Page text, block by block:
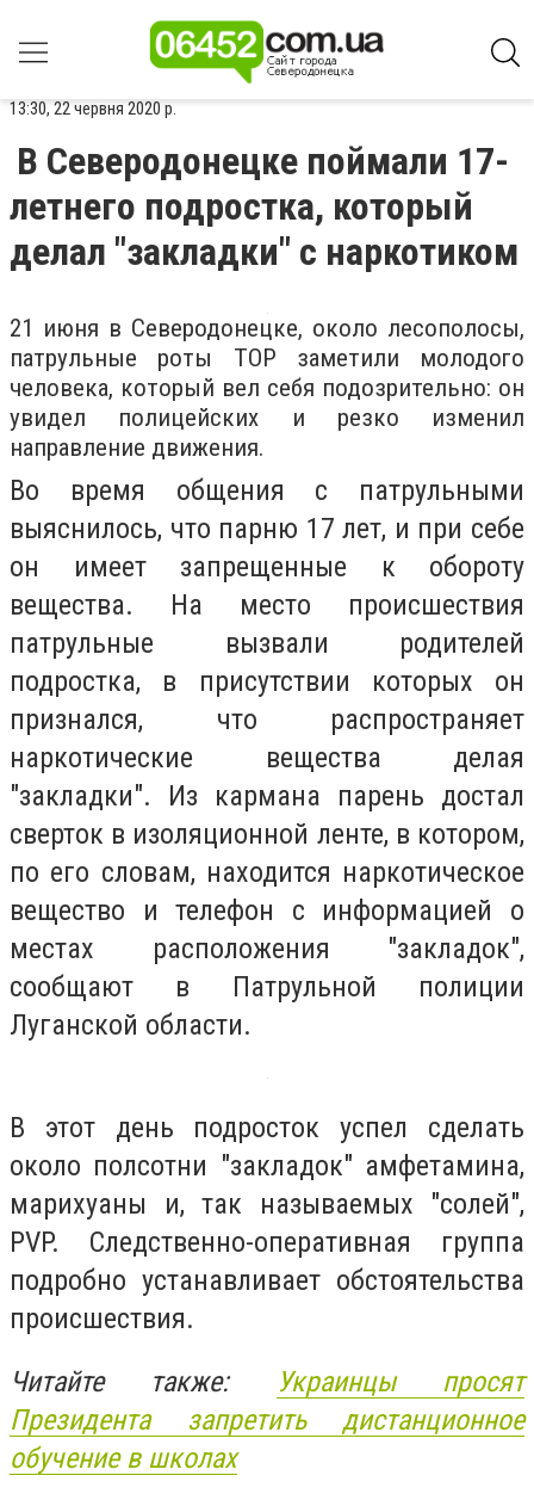
13:30, 22 червня 2020 р.
В Северодонецке поймали 17-
летнего подростка, который
делал "закладки" с наркотиком
21 июня в Северодонецке, около лесополосы,
патрульные роты ТОР заметили молодого
человека, который вел себя подозрительно: он
увидел полицейских и резко изменил
направление движения.
Во время общения с патрульными
выяснилось, что парню 17 лет, и при себе
он имеет запрещенные к обороту
вещества. На место происшествия
патрульные вызвали родителей
подростка, в присутствии которых он
признался, что распространяет
наркотические вещества делая
"закладки". Из кармана парень достал
сверток в изоляционной ленте, в котором,
по его словам, находится наркотическое
вещество и телефон с информацией о
местах расположения "закладок",
сообщают в Патрульной полиции
Луганской области.
В этот день подросток успел сделать
около полсотни "закладок" амфетамина,
марихуаны и, так называемых "солей",
PVP. Следственно-оперативная группа
подробно устанавливает обстоятельства
происшествия.
Читайте также:
Украинцы просят
Президента запретить дистанционное
обучение в школах